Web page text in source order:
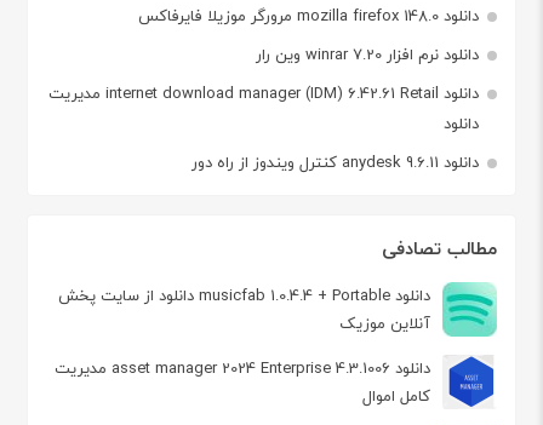
دانلود mozilla firefox 148.0 مرورگر موزیلا فایرفاکس
دانلود نرم افزار winrar 7.20 وین رار
دانلود internet download manager (IDM) 6.42.61 Retail مدیریت
دانلود
دانلود anydesk 9.6.11 کنترل ویندوز از راه دور
مطالب تصادفی
دانلود musicfab 1.0.4.4 + Portable دانلود از سایت پخش
آنلاین موزیک
دانلود asset manager 2024 Enterprise 4.3.1006 مدیریت
کامل اموال